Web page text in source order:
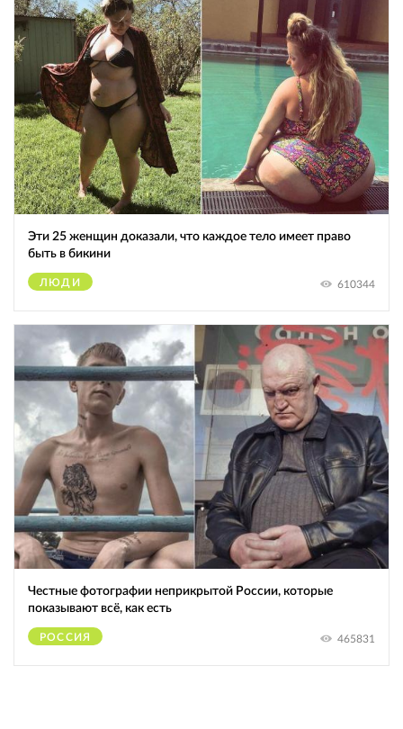
Эти 25 женщин доказали, что каждое тело имеет право
быть в бикини
ЛЮДИ 610344
Честные фотографии неприкрытой России, которые
показывают всё, как есть
РОССИЯ 465831